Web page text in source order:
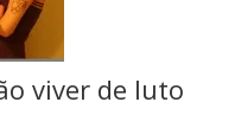
viver de luto